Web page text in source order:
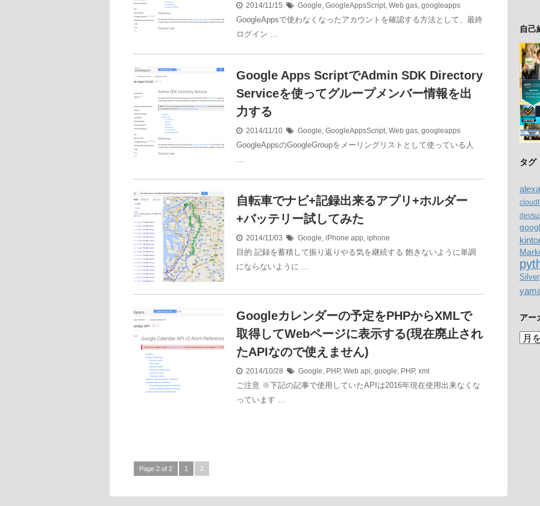
2014/11/15 Google, GoogleAppsScript, Web gas, googleapps
GoogleAppsで使わなくなったアカウントを確認する方法として、最終
ログイン …
Google Apps ScriptでAdmin SDK Directory
Serviceを使ってグループメンバー情報を出
力する
2014/11/10 Google, GoogleAppsScript, Web gas, googleapps
GoogleAppsのGoogleGroupをメーリングリストとして使っている人
…
自転車でナビ+記録出来るアプリ+ホルダー
+バッテリー試してみた
2014/11/03 Google, iPhone app, iphone
目的 記録を蓄積して振り返りやる気を継続する 飽きないように単調
にならないように …
Googleカレンダーの予定をPHPからXMLで
取得してWebページに表示する(現在廃止され
たAPIなので使えません)
2014/10/28 Google, PHP, Web api, google, PHP, xml
ご注意 ※下記の記事で使用していたAPIは2016年現在使用出来なくな
っています …
Page 2 of 2 1 2
自己
タグ
alexa
Silver
アー
ア